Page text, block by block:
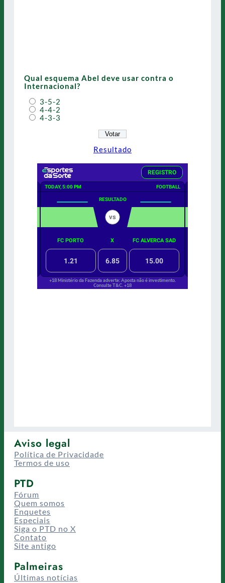
Qual esquema Abel deve usar contra o
Internacional?
3-5-2
4-4-2
4-3-3
Resultado
Aviso legal
Política de Privacidade
Termos de uso
PTD
Fórum
Quem somos
Enquetes
Especiais
Siga o PTD no X
Contato
Site antigo
Palmeiras
Últimas notícias